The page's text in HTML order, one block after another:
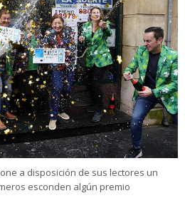
a disposición de sus lectores un
esconden algún premio